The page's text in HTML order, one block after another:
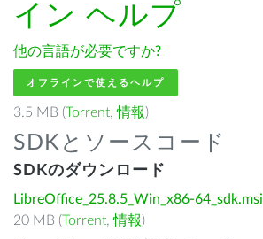
イン ヘルプ
他の言語が必要ですか?
オフラインで使えるヘルプ
3.5 MB (Torrent,情報)
SDKとソースコード
SDKのダウンロード
LibreOffice_25.8.5_Win_x86-64_sdk.msi
20 MB (Torrent,情報)